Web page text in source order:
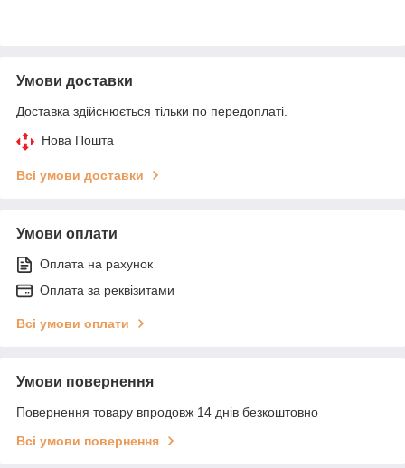
Умови доставки
Доставка здійснюється тільки по передоплаті.
Нова Пошта
Всі умови доставки
Умови оплати
Оплата на рахунок
Оплата за реквізитами
Всі умови оплати
Умови повернення
Повернення товару впродовж 14 днів безкоштовно
Всі умови повернення